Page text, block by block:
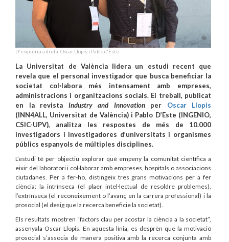
D'esquerra a dreta: Oscar Llopis i Pablo d'Este.
La Universitat de València lidera un estudi recent que
revela que el personal investigador que busca beneficiar la
societat col·labora més intensament amb empreses,
administracions i organitzacions socials. El treball, publicat
en la revista Industry and Innovationper Oscar Llopis
(INN4ALL, Universitat de València) i Pablo D’Este (INGENIO,
CSIC-UPV), analitza les respostes de més de 10.000
investigadors i investigadores d’universitats i organismes
públics espanyols de múltiples disciplines.
L’estudi té per objectiu explorar què empeny la comunitat científica a
eixir del laboratori i col·laborar amb empreses, hospitals o associacions
ciutadanes. Per a fer-ho, distingeix tres grans motivacions per a fer
ciència: la intrínseca (el plaer intel·lectual de resoldre problemes),
l’extrínseca (el reconeixement o l’avanç en la carrera professional) i la
prosocial (el desig que la recerca beneficie la societat).
Els resultats mostren “factors clau per acostar la ciència a la societat”,
assenyala Oscar Llopis. En aquesta línia, es desprèn que la motivació
prosocial s’associa de manera positiva amb la recerca conjunta amb